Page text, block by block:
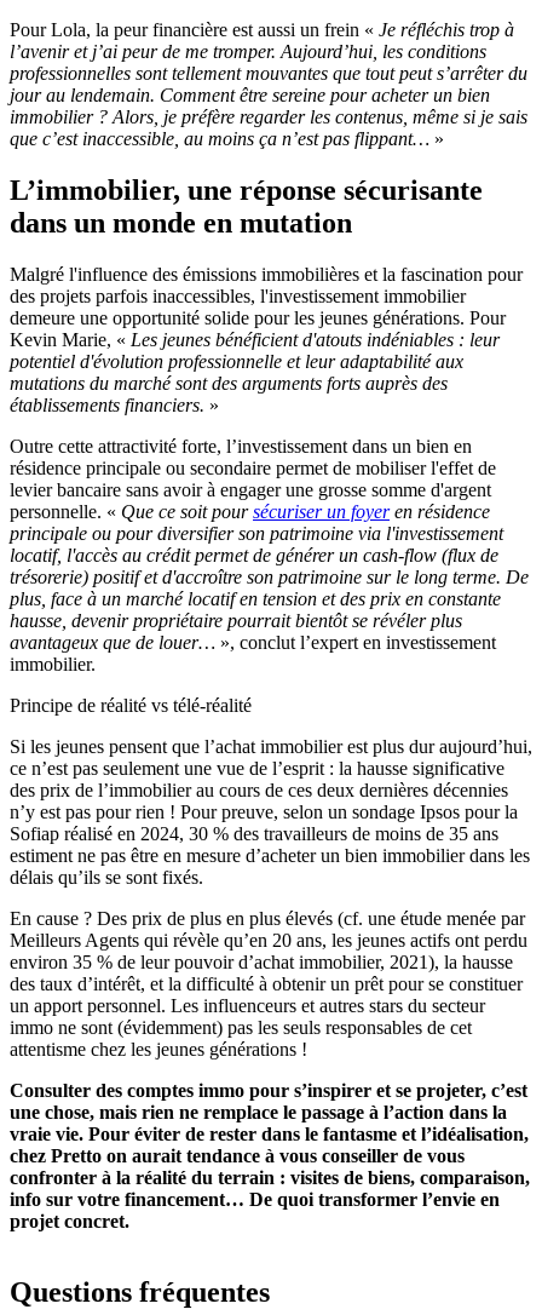
Pour Lola, la peur financière est aussi un frein « Je réfléchis trop à
l’avenir et j’ai peur de me tromper. Aujourd’hui, les conditions
professionnelles sont tellement mouvantes que tout peut s’arrêter du
jour au lendemain. Comment être sereine pour acheter un bien
immobilier ? Alors, je préfère regarder les contenus, même si je sais
que c’est inaccessible, au moins ça n’est pas flippant… »
L’immobilier, une réponse sécurisante
dans un monde en mutation
Malgré l'influence des émissions immobilières et la fascination pour
des projets parfois inaccessibles, l'investissement immobilier
demeure une opportunité solide pour les jeunes générations. Pour
Kevin Marie, « Les jeunes bénéficient d'atouts indéniables : leur
potentiel d'évolution professionnelle et leur adaptabilité aux
mutations du marché sont des arguments forts auprès des
établissements financiers. »
Outre cette attractivité forte, l’investissement dans un bien en
résidence principale ou secondaire permet de mobiliser l'effet de
levier bancaire sans avoir à engager une grosse somme d'argent
personnelle. « Que ce soit poursécuriser un foyeren résidence
principale ou pour diversifier son patrimoine via l'investissement
locatif, l'accès au crédit permet de générer un cash-flow (flux de
trésorerie) positif et d'accroître son patrimoine sur le long terme. De
plus, face à un marché locatif en tension et des prix en constante
hausse, devenir propriétaire pourrait bientôt se révéler plus
avantageux que de louer… », conclut l’expert en investissement
immobilier.
Principe de réalité vs télé-réalité
Si les jeunes pensent que l’achat immobilier est plus dur aujourd’hui,
ce n’est pas seulement une vue de l’esprit : la hausse significative
des prix de l’immobilier au cours de ces deux dernières décennies
n’y est pas pour rien ! Pour preuve, selon un sondage Ipsos pour la
Sofiap réalisé en 2024, 30 % des travailleurs de moins de 35 ans
estiment ne pas être en mesure d’acheter un bien immobilier dans les
délais qu’ils se sont fixés.
En cause ? Des prix de plus en plus élevés (cf. une étude menée par
Meilleurs Agents qui révèle qu’en 20 ans, les jeunes actifs ont perdu
environ 35 % de leur pouvoir d’achat immobilier, 2021), la hausse
des taux d’intérêt, et la difficulté à obtenir un prêt pour se constituer
un apport personnel. Les influenceurs et autres stars du secteur
immo ne sont (évidemment) pas les seuls responsables de cet
attentisme chez les jeunes générations !
Consulter des comptes immo pour s’inspirer et se projeter, c’est
une chose, mais rien ne remplace le passage à l’action dans la
vraie vie. Pour éviter de rester dans le fantasme et l’idéalisation,
chez Pretto on aurait tendance à vous conseiller de vous
confronter à la réalité du terrain : visites de biens, comparaison,
info sur votre financement… De quoi transformer l’envie en
projet concret.
Questions fréquentes